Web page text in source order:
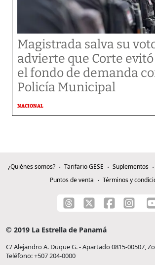
Magistrada salva su
advierte que Corte
el fondo de demanda
Policía Municipal
NACIONAL
¿Quiénes somos? Tarifario GESE Suplementos
Puntos de venta
Términos y
© 2019 La Estrella de Panamá
C/ Alejandro A. Duque G. - Apartado 0815-00507,
Teléfono: +507 204-0000